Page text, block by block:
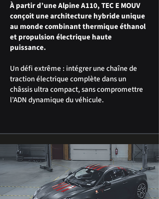
À partir d’une Alpine A110, TEC E MOUV
conçoit une architecture hybride unique
au monde combinant thermique éthanol
et propulsion électrique haute
puissance.
Un défi extrême : intégrer une chaîne de
traction électrique complète dans un
châssis ultra compact, sans compromettre
l’ADN dynamique du véhicule.